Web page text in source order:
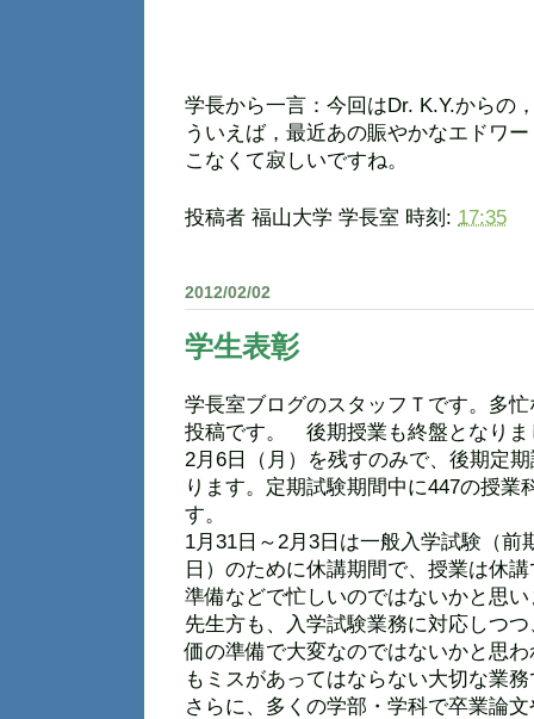
学長から一言：今回はDr. K.Y.からの
ういえば，最近あの賑やかなエドワ
こなくて寂しいですね。
投稿者 福山大学 学長室 時刻: 17:35
2012/02/02
学生表彰
学長室ブログのスタッフＴです。多
投稿です。 後期授業も終盤となりま
2月6日（月）を残すのみで、後期定
ります。定期試験期間中に447の授業
す。
1月31日～2月3日は一般入学試験（前
日）のために休講期間で、授業は休
準備などで忙しいのではないかと思
先生方も、入学試験業務に対応しつ
価の準備で大変なのではないかと思
もミスがあってはならない大切な業
さらに、多くの学部・学科で卒業論